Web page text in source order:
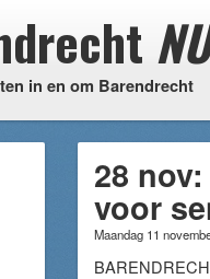
NU
in en om Barendrecht
28
voor
Maandag 11